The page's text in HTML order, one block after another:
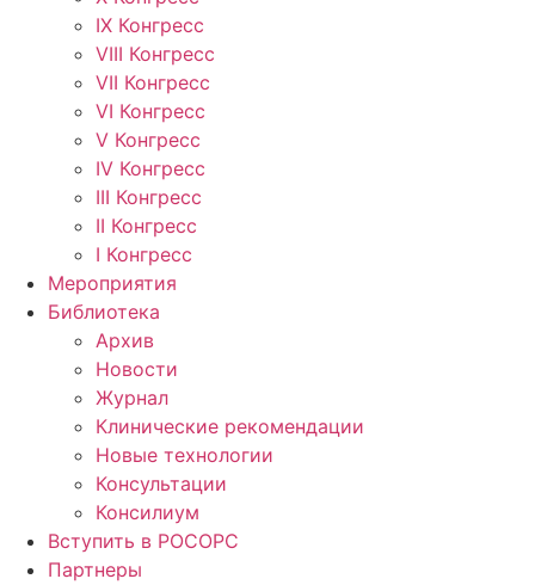
IX Конгресс
VIII Конгресс
VII Конгресс
VI Конгресс
V Конгресс
IV Конгресс
III Конгресс
II Конгресс
I Конгресс
Мероприятия
Библиотека
Архив
Новости
Журнал
Клинические рекомендации
Новые технологии
Консультации
Консилиум
Вступить в РОСОРС
Партнеры